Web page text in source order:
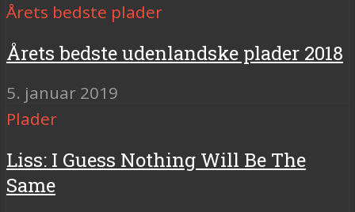
Årets bedste plader
Årets bedste udenlandske plader 2018
5. januar 2019
Plader
Liss: I Guess Nothing Will Be The
Same